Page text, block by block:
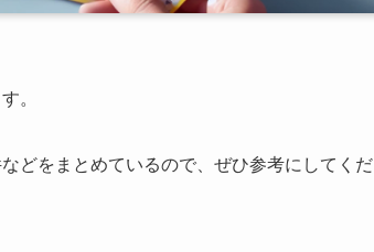
。
どをまとめているので、ぜひ参考にしてくだ